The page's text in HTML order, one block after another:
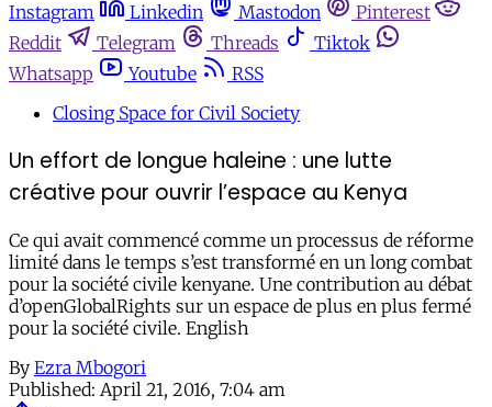
Instagram
Linkedin Mastodon
Pinterest
Reddit
Telegram Threads
Tiktok
Whatsapp
Youtube
RSS
Closing Space for Civil Society
Un effort de longue haleine : une lutte
créative pour ouvrir l’espace au Kenya
Ce qui avait commencé comme un processus de réforme
limité dans le temps s’est transformé en un long combat
pour la société civile kenyane. Une contribution au débat
d’openGlobalRights sur un espace de plus en plus fermé
pour la société civile. English
By Ezra Mbogori
Published: April 21, 2016, 7:04 am